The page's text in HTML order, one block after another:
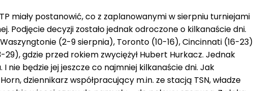
miały postanowić, co z zaplanowanymi w sierpniu turniejami
Podjęcie decyzji zostało jednak odroczone o kilkanaście dni.
(2-9 sierpnia), Toronto (10-16), Cincinnati (16-23)
gdzie przed rokiem zwyciężył Hubert Hurkacz. Jednak
I nie będzie jej jeszcze co najmniej kilkanaście dni. Jak
dziennikarz współpracujący m.in. ze stacją TSN, władze